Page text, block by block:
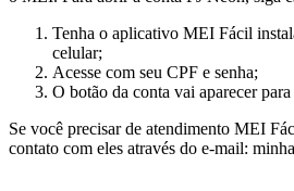
Tenha o aplicativo MEI Fácil
celular;
Acesse com seu CPF e senha;
O botão da conta vai aparecer
Se você precisar de atendimento MEI
contato com eles através do e-mail: